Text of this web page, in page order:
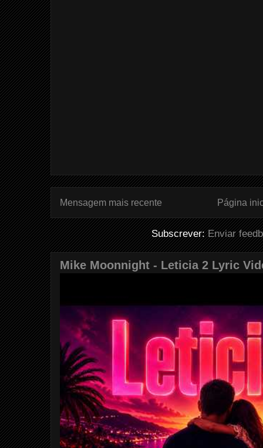
Mensagem mais recente Página
Subscrever:Enviar
Mike Moonnight - Leticia 2 Lyric